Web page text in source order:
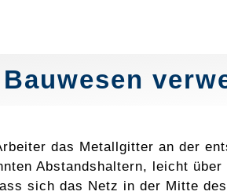
das Metallgitter an der
Abstandshaltern, leicht
sich das Netz in der Mitte